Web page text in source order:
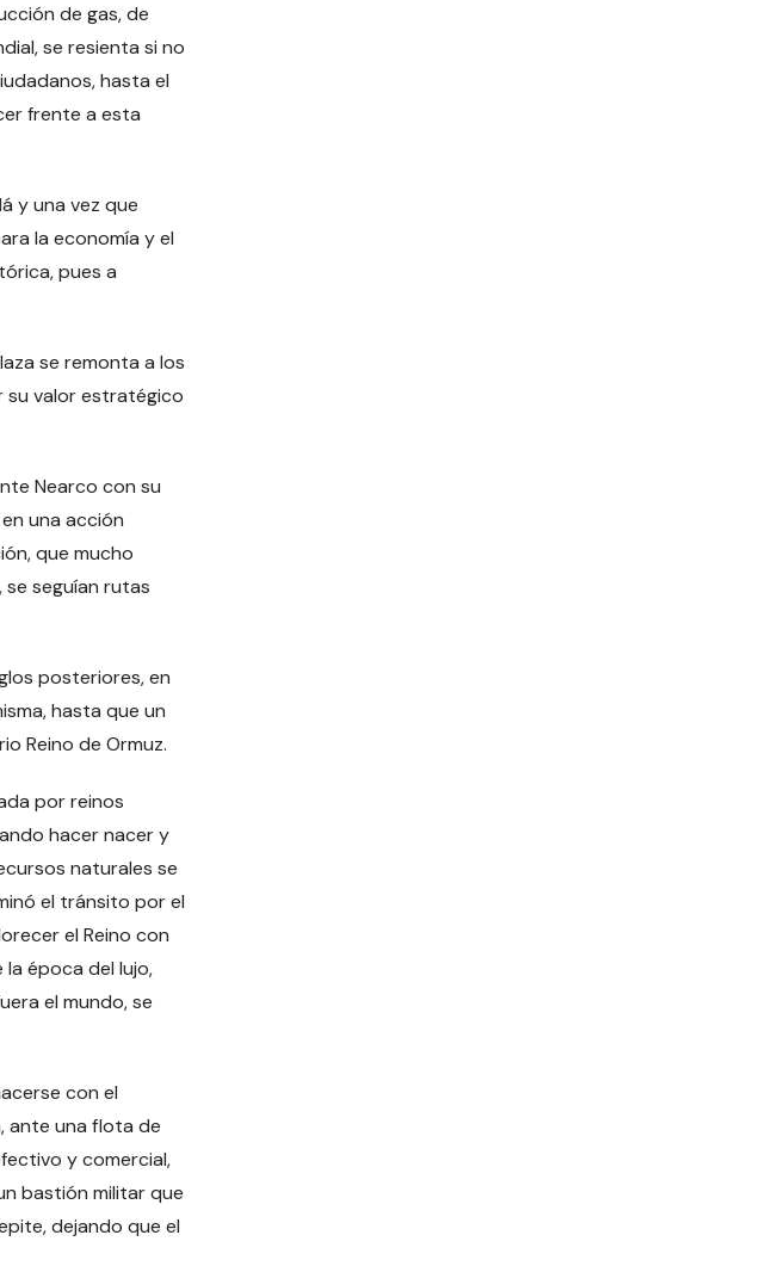
de gas, de
se resienta si no
hasta el
frente a esta
y una vez que
la economía y el
pues a
se remonta a los
su valor estratégico
Nearco con su
una acción
que mucho
se seguían rutas
posteriores, en
hasta que un
Reino de Ormuz.
por reinos
hacer nacer y
naturales se
el tránsito por el
el Reino con
época del lujo,
el mundo, se
con el
ante una flota de
y comercial,
bastión militar que
dejando que el